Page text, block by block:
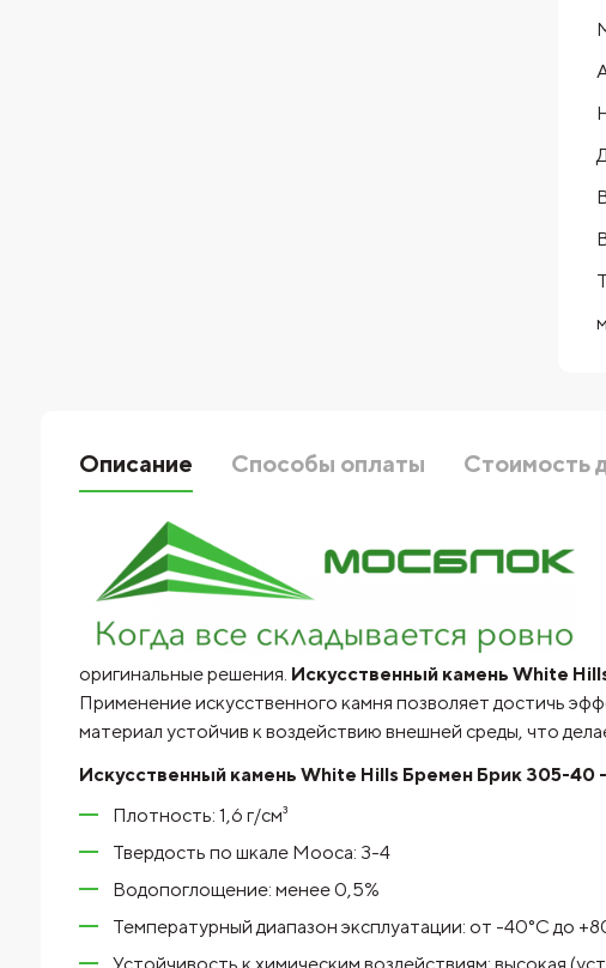
Описание Способы оплаты Стоимость
оригинальные решения. Искусственный камень White
Применение искусственного камня позволяет достичь
материал устойчив к воздействию внешней среды, что
Искусственный камень White Hills Бремен Брик 305-40
Плотность: 1,6 г/см³
Твердость по шкале Мооса: 3-4
Водопоглощение: менее 0,5%
Температурный диапазон эксплуатации: от -40°C до
Устойчивость к химическим воздействиям: высокая